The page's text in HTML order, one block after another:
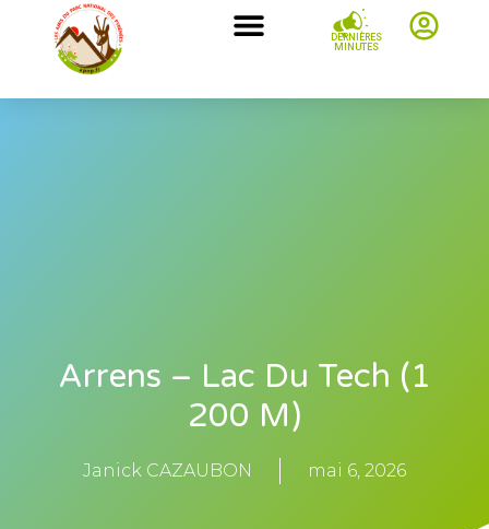
DERNIÈRES
MINUTES
Arrens – Lac Du Tech (1
200 M)
Janick CAZAUBON mai 6, 2026